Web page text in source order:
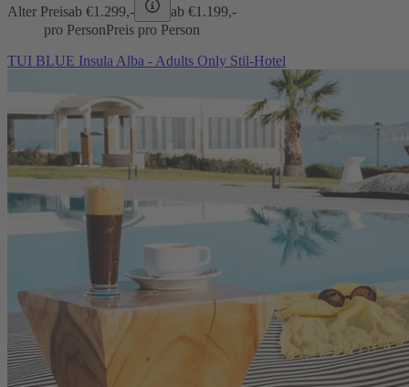
Alter Preisab €1.299,- ab €1.199,-
pro PersonPreis pro Person
TUI BLUE Insula Alba - Adults Only Stil-Hotel